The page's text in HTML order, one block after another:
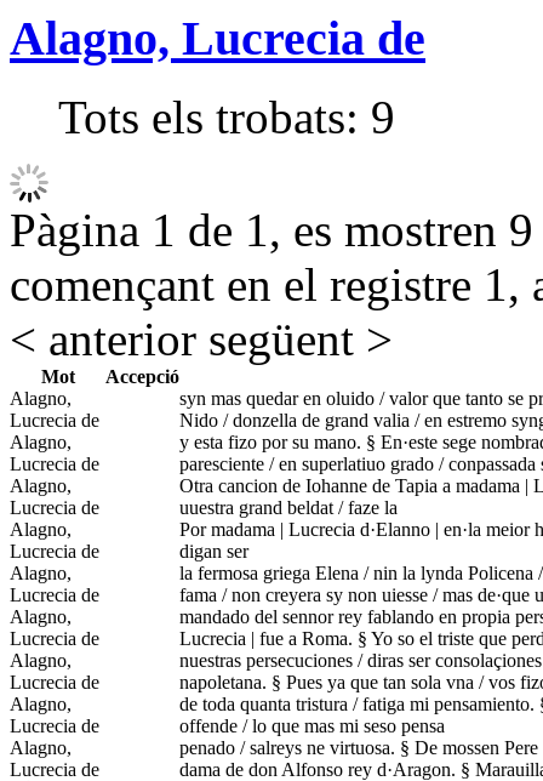
Alagno, Lucrecia de
Tots els trobats: 9
Pàgina 1 de 1, es mostren
començant en el registre 1,
< anterior següent >
Mot
Accepció
Alagno,
Lucrecia de
syn mas quedar en oluido / valor que tanto se
Nido / donzella de grand valia / en estremo
Alagno,
Lucrecia de
y esta fizo por su mano. § En·este sege
paresciente / en superlatiuo grado / conpassada
Alagno,
Lucrecia de
Otra cancion de Iohanne de Tapia a madama |
uuestra grand beldat / faze la
Alagno,
Lucrecia de
Por madama | Lucrecia d·Elanno | en·la
digan ser
Alagno,
Lucrecia de
la fermosa griega Elena / nin la lynda
fama / non creyera sy non uiesse / mas de·que
Alagno,
Lucrecia de
mandado del sennor rey fablando en propia
Lucrecia | fue a Roma. § Yo so el triste que
Alagno,
Lucrecia de
nuestras persecuciones / diras ser
napoletana. § Pues ya que tan sola vna / vos
Alagno,
Lucrecia de
de toda quanta tristura / fatiga mi
offende / lo que mas mi seso pensa
Alagno,
Lucrecia de
penado / salreys ne virtuosa. § De mossen
dama de don Alfonso rey d·Aragon. §